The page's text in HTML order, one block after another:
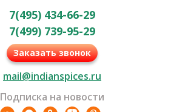
7(495) 434-66-29
7(499) 739-95-29
Заказать звонок
mail@indianspices.ru
Подписка на новости